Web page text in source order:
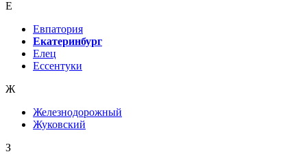
Е
Евпатория
Екатеринбург
Елец
Ессентуки
Ж
Железнодорожный
Жуковский
З